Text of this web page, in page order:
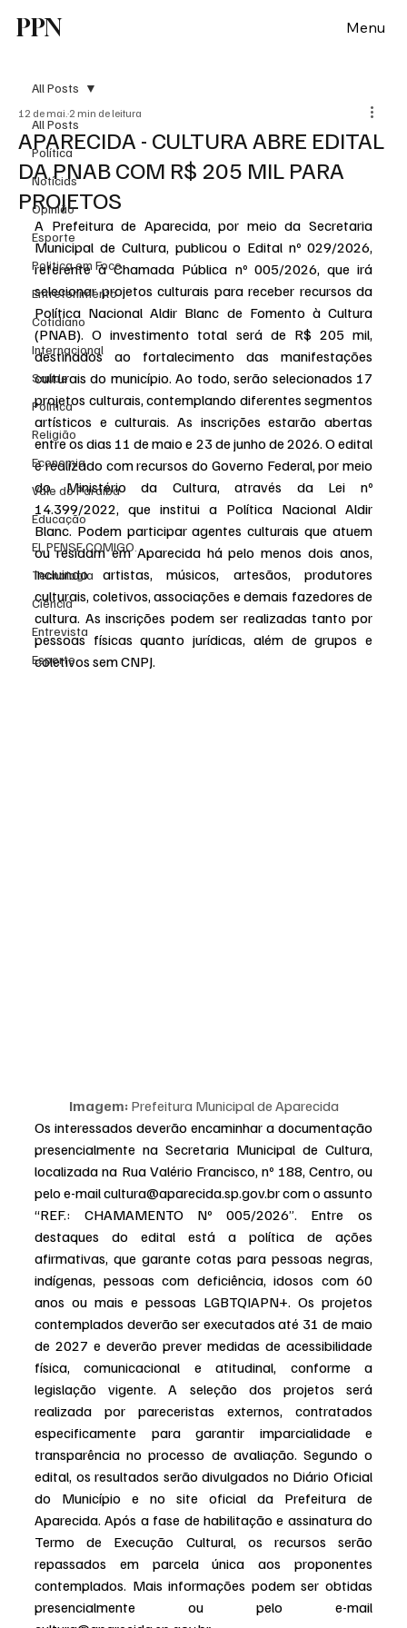
PPN Menu
All Posts
Política
Notícias
Opinião
Esporte
Politica em Foco
Entretenimento
Cotidiano
Internacional
Saúde
Politica
Religião
Economia
Vale do Paraiba
Educação
EI, PENSE COMIGO.
Tecnologia
Ciência
Entrevista
Esporte
All Posts
APARECIDA - CULTURA ABRE EDITAL
DA PNAB COM R$ 205 MIL PARA
PROJETOS
12 de mai. 2 min de leitura
A Prefeitura de Aparecida, por meio da Secretaria
Municipal de Cultura, publicou o Edital nº 029/2026,
referente à Chamada Pública nº 005/2026, que irá
selecionar projetos culturais para receber recursos da
Política Nacional Aldir Blanc de Fomento à Cultura
(PNAB). O investimento total será de R$ 205 mil,
destinados ao fortalecimento das manifestações
culturais do município. Ao todo, serão selecionados 17
projetos culturais, contemplando diferentes segmentos
artísticos e culturais. As inscrições estarão abertas
entre os dias 11 de maio e 23 de junho de 2026. O edital
é realizado com recursos do Governo Federal, por meio
do Ministério da Cultura, através da Lei nº
14.399/2022, que institui a Política Nacional Aldir
Blanc. Podem participar agentes culturais que atuem
ou residam em Aparecida há pelo menos dois anos,
incluindo artistas, músicos, artesãos, produtores
culturais, coletivos, associações e demais fazedores de
cultura. As inscrições podem ser realizadas tanto por
pessoas físicas quanto jurídicas, além de grupos e
coletivos sem CNPJ.
Imagem: Prefeitura Municipal de Aparecida
Os interessados deverão encaminhar a documentação
presencialmente na Secretaria Municipal de Cultura,
localizada na Rua Valério Francisco, nº 188, Centro, ou
pelo e-mail cultura@aparecida.sp.gov.br com o assunto
“REF.: CHAMAMENTO Nº 005/2026”. Entre os
destaques do edital está a política de ações
afirmativas, que garante cotas para pessoas negras,
indígenas, pessoas com deficiência, idosos com 60
anos ou mais e pessoas LGBTQIAPN+. Os projetos
contemplados deverão ser executados até 31 de maio
de 2027 e deverão prever medidas de acessibilidade
física, comunicacional e atitudinal, conforme a
legislação vigente. A seleção dos projetos será
realizada por pareceristas externos, contratados
especificamente para garantir imparcialidade e
transparência no processo de avaliação. Segundo o
edital, os resultados serão divulgados no Diário Oficial
do Município e no site oficial da Prefeitura de
Aparecida. Após a fase de habilitação e assinatura do
Termo de Execução Cultural, os recursos serão
repassados em parcela única aos proponentes
contemplados. Mais informações podem ser obtidas
presencialmente ou pelo e-mail